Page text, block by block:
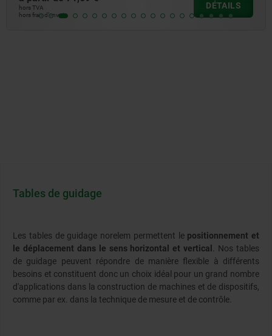
DÉTAILS
hors frais d’envoi
Tables de guidage
Les tables de guidage norelem permettent le positionnement et
le déplacement dans le sens horizontal et vertical
. Nos tables
de guidage peuvent répondre de manière flexible à différents
besoins et constituent donc un choix idéal pour un grand nombre
d'applications dans la construction de machines et de dispositifs,
comme par ex. dans la technique de mesure et de contrôle.